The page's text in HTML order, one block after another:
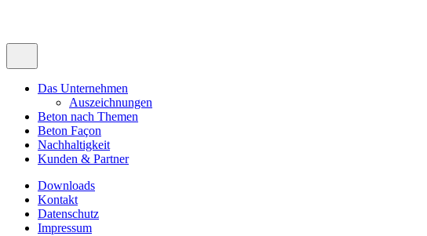
Das Unternehmen
Auszeichnungen
Beton nach Themen
Beton Façon
Nachhaltigkeit
Kunden & Partner
Downloads
Kontakt
Datenschutz
Impressum